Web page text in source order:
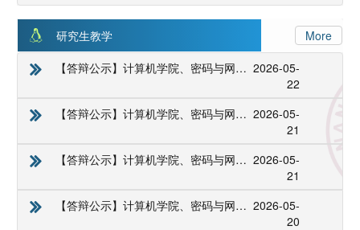
研究生教学
More
【答辩公示】计算机学院、密码与网络空间安全学院研究生论文答辩公示（持续更新） 2026-05-
22
【答辩公示】计算机学院、密码与网络空间安全学院研究生论文答辩公示（持续更新） 2026-05-
21
【答辩公示】计算机学院、密码与网络空间安全学院研究生论文答辩公示（持续更新） 2026-05-
21
【答辩公示】计算机学院、密码与网络空间安全学院研究生论文答辩公示（持续更新） 2026-05-
20